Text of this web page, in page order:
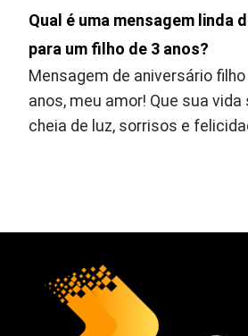
Qual é uma mensagem linda
para um filho de 3 anos?
Mensagem de aniversário filho
anos, meu amor! Que sua
cheia de luz, sorrisos e